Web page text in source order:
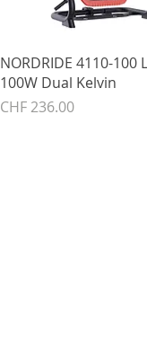
Schnellansicht
NORDRIDE 4110-100
100W Dual Kelvin
Preis
CHF 236.00